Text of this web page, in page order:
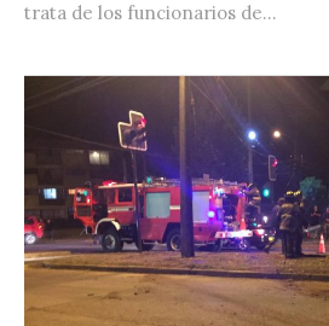
trata de los funcionarios de...